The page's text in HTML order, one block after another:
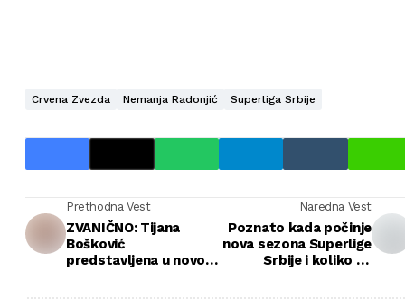
Crvena Zvezda Nemanja Radonjić Superliga Srbije
Prethodna Vest
ZVANIČNO: Tijana
Bošković
predstavljena u novom
Naredna Vest
Poznato kada počinje
nova sezona Superlige
Srbije i koliko će